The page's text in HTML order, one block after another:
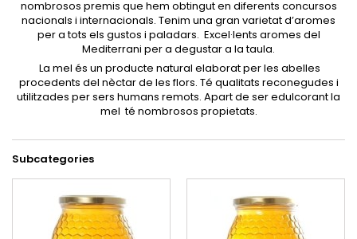
nombrosos premis que hem obtingut en diferents concursos
nacionals i internacionals. Tenim una gran varietat d’aromes
per a tots els gustos i paladars. Excel·lents aromes del
Mediterrani per a degustar a la taula.
La mel és un producte natural elaborat per les abelles
procedents del nèctar de les flors. Té qualitats reconegudes i
utilitzades per sers humans remots. Apart de ser edulcorant la
mel té nombrosos propietats.
Subcategories